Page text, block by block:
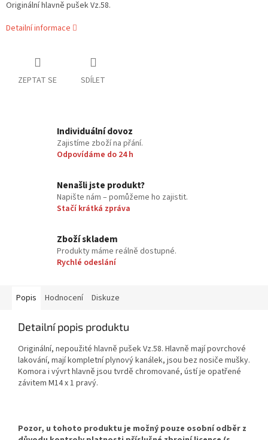
Originální hlavně pušek Vz.58.
Detailní informace
ZEPTAT SE SDÍLET
Individuální dovoz
Zajistíme zboží na přání.
Odpovídáme do 24 h
Nenašli jste produkt?
Napište nám – pomůžeme ho zajistit.
Stačí krátká zpráva
Zboží skladem
Produkty máme reálně dostupné.
Rychlé odeslání
Popis Hodnocení Diskuze
Detailní popis produktu
Originální, nepoužité hlavně pušek Vz.58. Hlavně mají povrchové
lakování, mají kompletní plynový kanálek, jsou bez nosiče mušky.
Komora i vývrt hlavně jsou tvrdě chromované, ústí je opatřené
závitem M14 x 1 pravý.
Pozor, u tohoto produktu je možný pouze osobní odběr z